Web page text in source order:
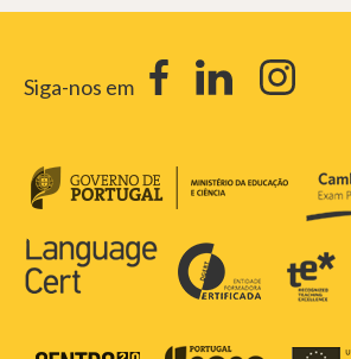
Siga-nos em